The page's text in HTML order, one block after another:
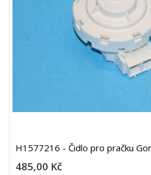
H1577216 - Čidlo pro pračku
485,00 Kč